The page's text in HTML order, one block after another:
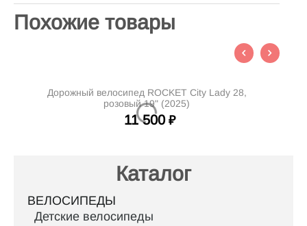
Похожие товары
Дорожный велосипед ROCKET City Lady 28,
розовый 19" (2025)
11 500 ₽
Каталог
ВЕЛОСИПЕДЫ
Детские велосипеды